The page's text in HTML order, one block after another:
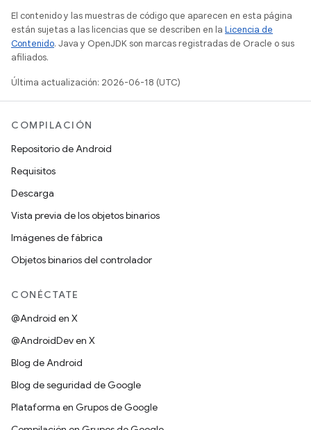
El contenido y las muestras de código que aparecen en esta página
están sujetas a las licencias que se describen en la Licencia de
Contenido. Java y OpenJDK son marcas registradas de Oracle o sus
afiliados.
Última actualización: 2026-06-18 (UTC)
COMPILACIÓN
Repositorio de Android
Requisitos
Descarga
Vista previa de los objetos binarios
Imágenes de fábrica
Objetos binarios del controlador
CONÉCTATE
@Android en X
@AndroidDev en X
Blog de Android
Blog de seguridad de Google
Plataforma en Grupos de Google